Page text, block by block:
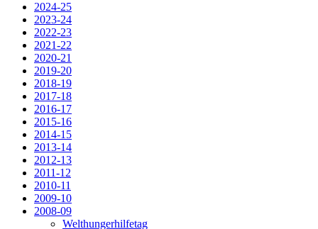
2024-25
2023-24
2022-23
2021-22
2020-21
2019-20
2018-19
2017-18
2016-17
2015-16
2014-15
2013-14
2012-13
2011-12
2010-11
2009-10
2008-09
Welthungerhilfetag